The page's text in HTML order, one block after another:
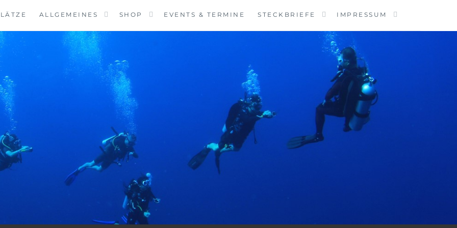
ALLGEMEINES SHOP EVENTS & TERMINE STECKBRIEFE IMPRESSUM